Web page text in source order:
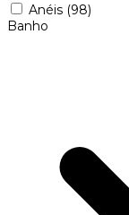
Anéis (98)
Banho